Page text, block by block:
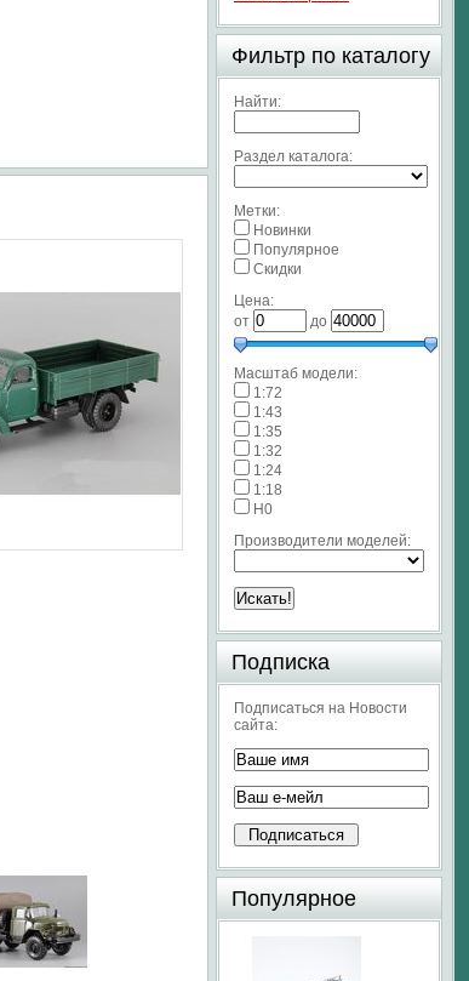
Фильтр по каталогу
Найти:
Раздел каталога:
Метки:
Новинки
Популярное
Скидки
Цена:
от
до
Масштаб модели:
1:72
1:43
1:35
1:32
1:24
1:18
H0
Производители моделей:
Подписка
Подписаться на Новости
сайта:
Популярное